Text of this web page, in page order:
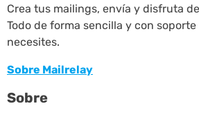
Crea tus mailings, envía y disfruta
Todo de forma sencilla y con
necesites.
Sobre Mailrelay
Sobre